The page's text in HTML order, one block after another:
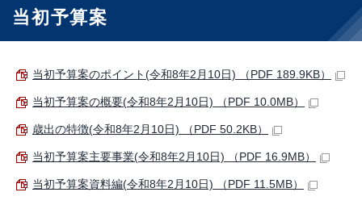
当初予算案
当初予算案のポイント(令和8年2月10日) （PDF 189.9KB）
当初予算案の概要(令和8年2月10日) （PDF 10.0MB）
歳出の特徴(令和8年2月10日) （PDF 50.2KB）
当初予算案主要事業(令和8年2月10日) （PDF 16.9MB）
当初予算案資料編(令和8年2月10日) （PDF 11.5MB）